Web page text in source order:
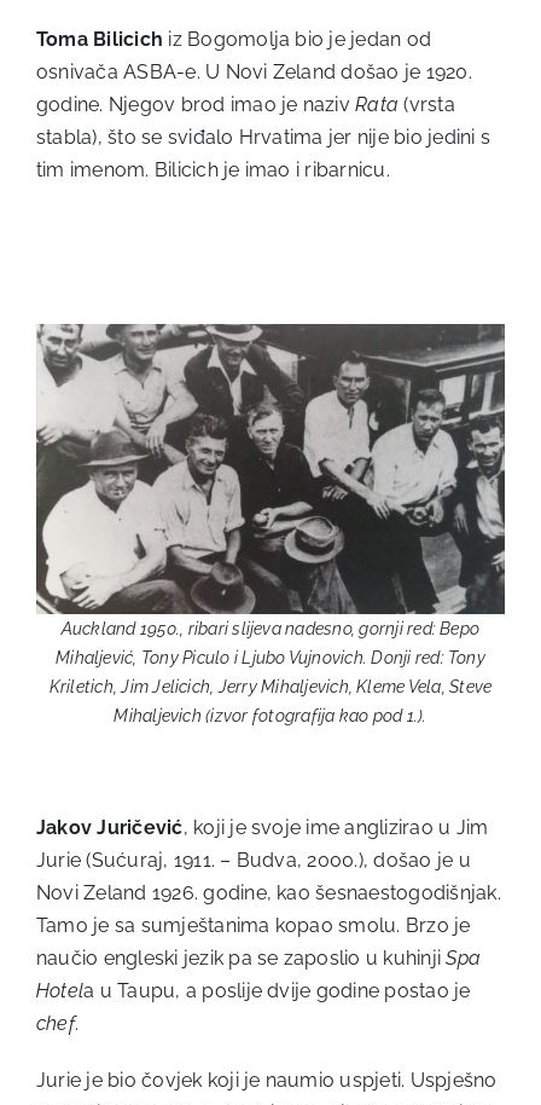
Toma Bilicich iz Bogomolja bio je jedan od
osnivača ASBA-e. U Novi Zeland došao je 1920.
godine. Njegov brod imao je nazivRata (vrsta
stabla), što se sviđalo Hrvatima jer nije bio jedini s
tim imenom. Bilicich je imao i ribarnicu.
Auckland 1950., ribari slijeva nadesno, gornji red: Bepo
Mihaljević, Tony Piculo i Ljubo Vujnovich. Donji red: Tony
Kriletich, Jim Jelicich, Jerry Mihaljevich, Kleme Vela, Steve
Mihaljevich (izvor fotografija kao pod 1.).
Jakov Juričević, koji je svoje ime anglizirao u Jim
Jurie (Sućuraj, 1911. – Budva, 2000.), došao je u
Novi Zeland 1926. godine, kao šesnaestogodišnjak.
Tamo je sa sumještanima kopao smolu. Brzo je
naučio engleski jezik pa se zaposlio u kuhinjiSpa
Hotela u Taupu, a poslije dvije godine postao je
chef.
Jurie je bio čovjek koji je naumio uspjeti. Uspješno